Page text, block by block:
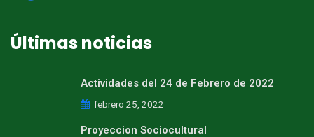
Últimas noticias
Actividades del 24 de Febrero de 2022
febrero 25, 2022
Proyeccion Sociocultural